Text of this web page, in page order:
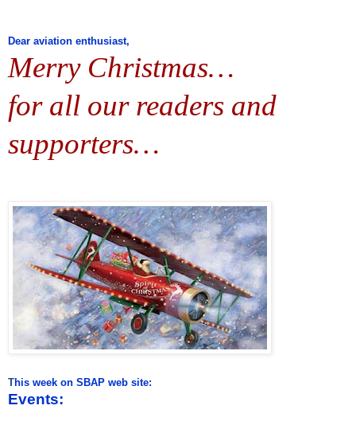
Dear aviation enthusiast,
Merry Christmas…
for all our readers and
supporters…
This week on SBAP web site:
Events: